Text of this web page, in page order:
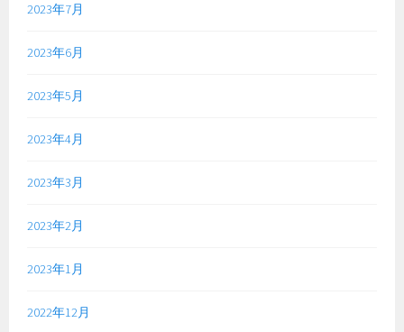
2023年7月
2023年6月
2023年5月
2023年4月
2023年3月
2023年2月
2023年1月
2022年12月